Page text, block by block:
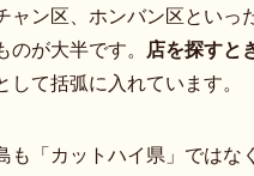
ャン区、ホンバン区とい
のが大半です。
店を探すと
して括弧に入れています。
も「カットハイ県」ではなく